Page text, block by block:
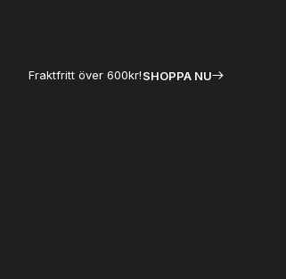
Fraktfritt över 600kr!SHOPPA NU